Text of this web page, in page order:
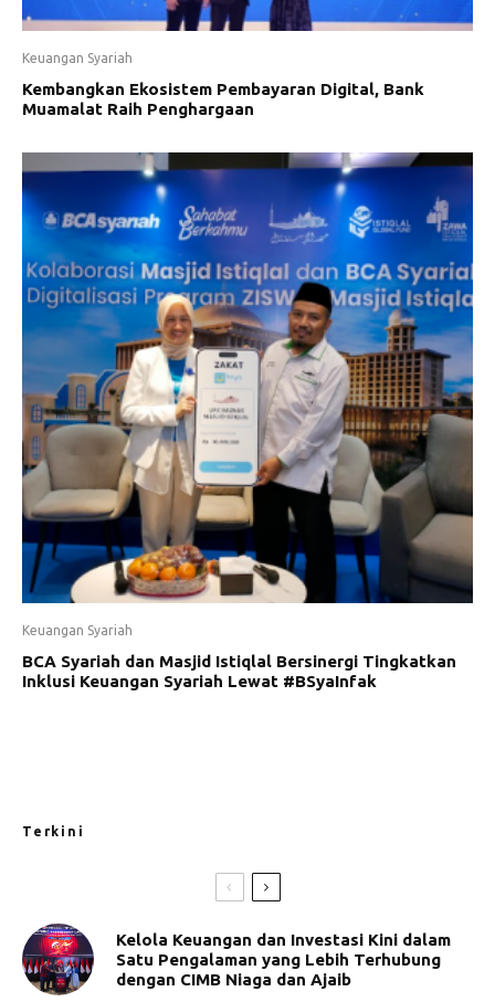
Keuangan Syariah
Kembangkan Ekosistem Pembayaran Digital, Bank
Muamalat Raih Penghargaan
Keuangan Syariah
BCA Syariah dan Masjid Istiqlal Bersinergi Tingkatkan
Inklusi Keuangan Syariah Lewat #BSyaInfak
Terkini
Kelola Keuangan dan Investasi Kini dalam
Satu Pengalaman yang Lebih Terhubung
dengan CIMB Niaga dan Ajaib